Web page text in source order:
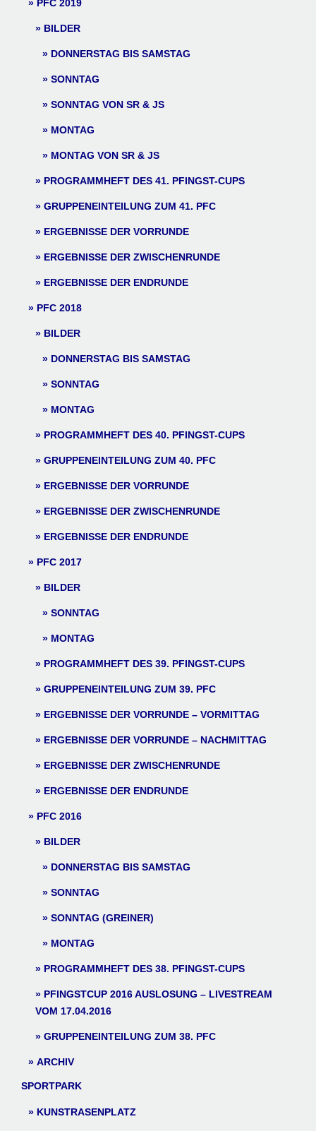
PFC 2019
BILDER
DONNERSTAG BIS SAMSTAG
SONNTAG
SONNTAG VON SR & JS
MONTAG
MONTAG VON SR & JS
PROGRAMMHEFT DES 41. PFINGST-CUPS
GRUPPENEINTEILUNG ZUM 41. PFC
ERGEBNISSE DER VORRUNDE
ERGEBNISSE DER ZWISCHENRUNDE
ERGEBNISSE DER ENDRUNDE
PFC 2018
BILDER
DONNERSTAG BIS SAMSTAG
SONNTAG
MONTAG
PROGRAMMHEFT DES 40. PFINGST-CUPS
GRUPPENEINTEILUNG ZUM 40. PFC
ERGEBNISSE DER VORRUNDE
ERGEBNISSE DER ZWISCHENRUNDE
ERGEBNISSE DER ENDRUNDE
PFC 2017
BILDER
SONNTAG
MONTAG
PROGRAMMHEFT DES 39. PFINGST-CUPS
GRUPPENEINTEILUNG ZUM 39. PFC
ERGEBNISSE DER VORRUNDE – VORMITTAG
ERGEBNISSE DER VORRUNDE – NACHMITTAG
ERGEBNISSE DER ZWISCHENRUNDE
ERGEBNISSE DER ENDRUNDE
PFC 2016
BILDER
DONNERSTAG BIS SAMSTAG
SONNTAG
SONNTAG (GREINER)
MONTAG
PROGRAMMHEFT DES 38. PFINGST-CUPS
PFINGSTCUP 2016 AUSLOSUNG – LIVESTREAM
VOM 17.04.2016
GRUPPENEINTEILUNG ZUM 38. PFC
ARCHIV
SPORTPARK
KUNSTRASENPLATZ